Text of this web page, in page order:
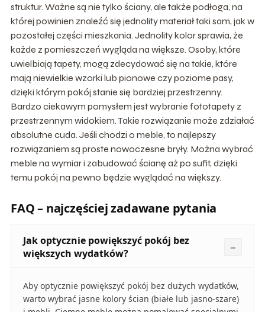
struktur. Ważne są nie tylko ściany, ale także podłoga, na
której powinien znaleźć się jednolity materiał taki sam, jak w
pozostałej części mieszkania. Jednolity kolor sprawia, że
każde z pomieszczeń wygląda na większe. Osoby, które
uwielbiają tapety, mogą zdecydować się na takie, które
mają niewielkie wzorki lub pionowe czy poziome pasy,
dzięki którym pokój stanie się bardziej przestrzenny.
Bardzo ciekawym pomysłem jest wybranie fototapety z
przestrzennym widokiem. Takie rozwiązanie może zdziałać
absolutne cuda. Jeśli chodzi o meble, to najlepszy
rozwiązaniem są proste nowoczesne bryły. Można wybrać
meble na wymiar i zabudować ścianę aż po sufit, dzięki
temu pokój na pewno będzie wyglądać na większy.
FAQ – najczęściej zadawane pytania
Jak optycznie powiększyć pokój bez
większych wydatków?
Aby optycznie powiększyć pokój bez dużych wydatków,
warto wybrać jasne kolory ścian (białe lub jasno-szare)